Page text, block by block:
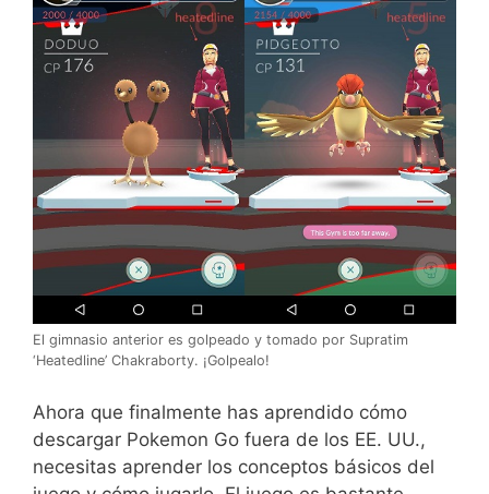
El gimnasio anterior es golpeado y tomado por Supratim
‘Heatedline’ Chakraborty. ¡Golpealo!
Ahora que finalmente has aprendido cómo
descargar Pokemon Go fuera de los EE. UU.,
necesitas aprender los conceptos básicos del